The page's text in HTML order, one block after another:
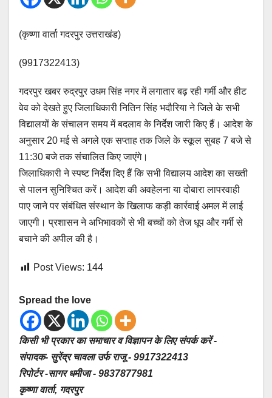
(कृष्णा वार्ता गदरपुर उत्तराखंड)
(9917322413)
गदरपुर खबर रुद्रपुर उधम सिंह नगर में लगातार बढ़ रही गर्मी और हीट
वेव को देखते हुए जिलाधिकारी नितिन सिंह भदौरिया ने जिले के सभी
विद्यालयों के संचालन समय में बदलाव के निर्देश जारी किए हैं। आदेश के
अनुसार 20 मई से अगले एक सप्ताह तक जिले के स्कूल सुबह 7 बजे से
11:30 बजे तक संचालित किए जाएंगे।
जिलाधिकारी ने स्पष्ट निर्देश दिए हैं कि सभी विद्यालय आदेश का सख्ती
से पालन सुनिश्चित करें। आदेश की अवहेलना या दोबारा लापरवाही
पाए जाने पर संबंधित संस्थान के खिलाफ कड़ी कार्रवाई अमल में लाई
जाएगी। प्रशासन ने अभिभावकों से भी बच्चों को तेज धूप और गर्मी से
बचाने की अपील की है।
Post Views: 144
Spread the love
किसी भी प्रकार का समाचार व विज्ञापन के लिए संपर्क करें -
संपादक- सुरेंद्र चावला उर्फ राजू - 9917322413
रिपोर्टर -सागर धमीजा - 9837877981
कृष्णा वार्ता, गदरपुर